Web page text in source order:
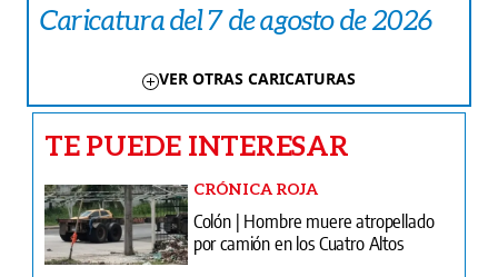
Caricatura del 7 de agosto de 2026
VER OTRAS CARICATURAS
TE PUEDE INTERESAR
CRÓNICA ROJA
Colón | Hombre muere atropellado
por camión en los Cuatro Altos